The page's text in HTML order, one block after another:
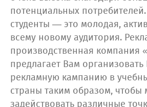
потенциальных
студенты — это молодая,
всему новому аудитория.
производственная компания
предлагает Вам
рекламную кампанию в
страны таким образом, чтобы